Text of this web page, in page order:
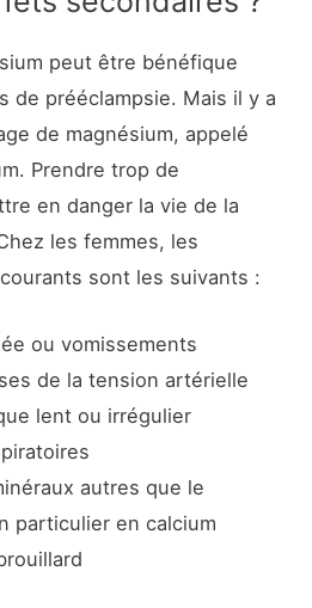
peut être bénéfique
de prééclampsie. Mais il y a
de magnésium, appelé
Prendre trop de
en danger la vie de la
les femmes, les
sont les suivants :
ou vomissements
de la tension artérielle
lent ou irrégulier
autres que le
particulier en calcium